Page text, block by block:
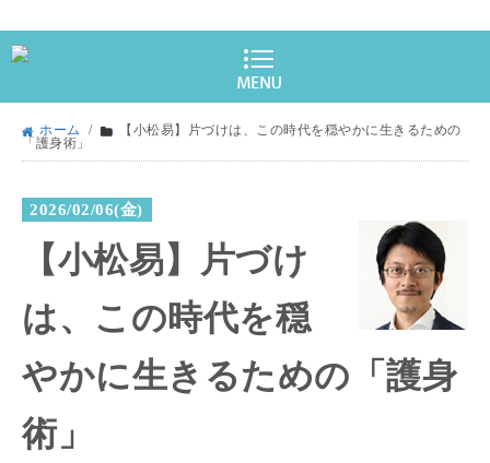
ホーム /
【小松易】片づけは、この時代を穏やかに生きるための
「護身術」
2026/02/06(金)
【小松易】片づけ
は、この時代を穏
やかに生きるための「護身
術」